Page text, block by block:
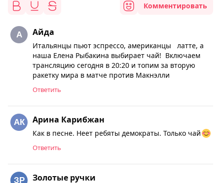
Комментировать
Айда
Итальянцы пьют эспрессо, американцы латте, а
наша Елена Рыбакина выбирает чай! Включаем
трансляцию сегодня в 20:20 и топим за вторую
ракетку мира в матче против Макнэлли
Ответить
Арина Карибжан
Как в песне. Неет ребяты демократы. Только чай
Ответить
Золотые ручки